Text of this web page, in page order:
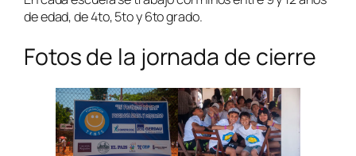
de edad, de 4to, 5to y 6to grado.
Fotos de la jornada de cierre